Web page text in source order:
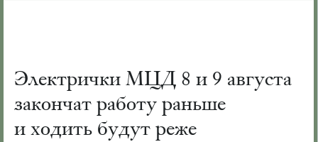
Электрички МЦД 8 и 9 августа
закончат работу раньше
и ходить будут реже